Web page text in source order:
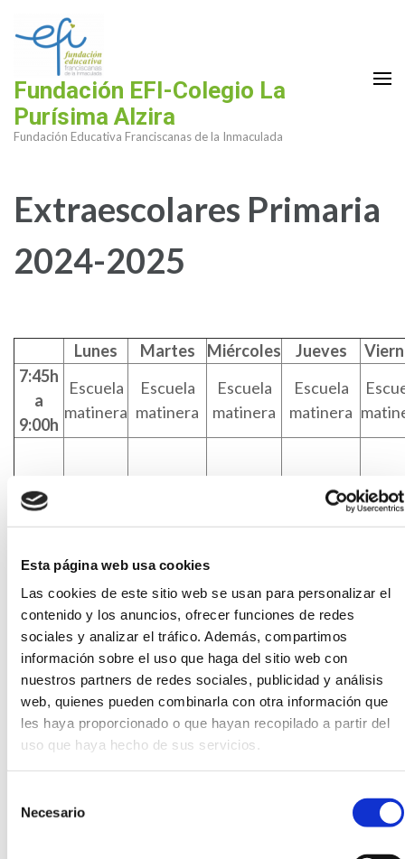
Esta página web usa cookies
Las cookies de este sitio web se usan para personalizar el
contenido y los anuncios, ofrecer funciones de redes
sociales y analizar el tráfico. Además, compartimos
información sobre el uso que haga del sitio web con
nuestros partners de redes sociales, publicidad y análisis
web, quienes pueden combinarla con otra información que
les haya proporcionado o que hayan recopilado a partir del
uso que haya hecho de sus servicios.
Necesario
contenido
(presiona
tecla
Fundación EFI-Colegio La
Purísima Alzira
Fundación Educativa Franciscanas de la Inmaculada
Extraescolares Primaria
2024-2025
Lunes Martes Miércoles Jueves
7:45h
a
9:00h
Escuela
matinera
Escuela
matinera
Escuela
matinera
Escuela
matinera
a
13:30h
a 6º)
Primary
Cambridge
exams (2º a
6º)
Primary
Exams (2º
a 6º)
DOCENDO- LA PURÍSIMA (ALZIRA)24-25